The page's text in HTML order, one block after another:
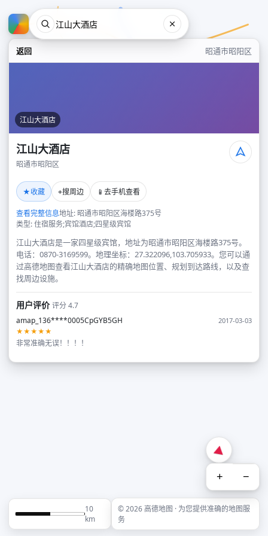
返回 昭通市昭阳区
江山大酒店
江山大酒店
昭通市昭阳区
★收藏 ⌖搜周边 📱 去手机查看
查看完整信息地址: 昭通市昭阳区海楼路375号
类型: 住宿服务;宾馆酒店;四星级宾馆
江山大酒店是一家四星级宾馆，地址为昭通市昭阳区海楼路375号。
电话：0870-3169599。地理坐标：27.322096,103.705933。您可以通
过高德地图查看江山大酒店的精确地图位置、规划到达路线，以及查
找周边设施。
用户评价评分 4.7
amap_136****0005CpGYB5GH
2017-03-03
★★★★★
非常准确无误！！！！
+ −
10
km
© 2026 高德地图 · 为您提供准确的地图服
务